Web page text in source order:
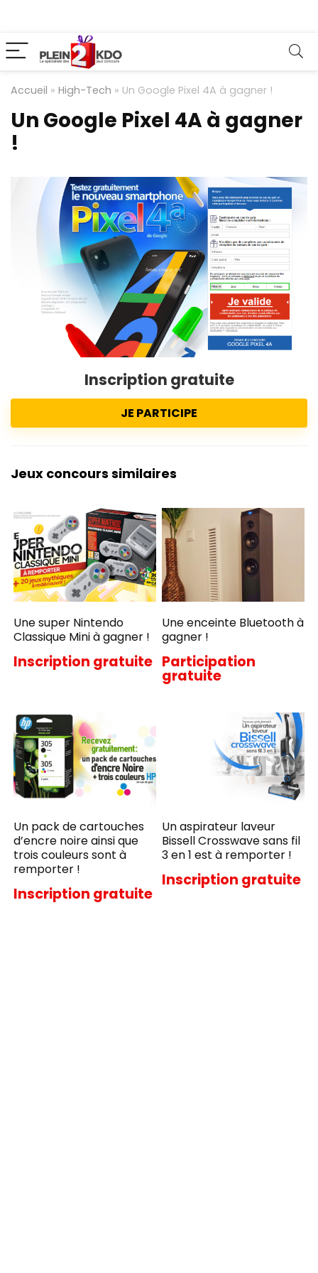
Accueil » High-Tech » Un Google Pixel 4A à gagner !
Un Google Pixel 4A à gagner
!
Inscription gratuite
JE PARTICIPE
Jeux concours similaires
Une super Nintendo
Classique Mini à gagner !
Inscription gratuite
Une enceinte Bluetooth à
gagner !
Participation
gratuite
Un pack de cartouches
d’encre noire ainsi que
trois couleurs sont à
remporter !
Inscription gratuite
Un aspirateur laveur
Bissell Crosswave sans fil
3 en 1 est à remporter !
Inscription gratuite